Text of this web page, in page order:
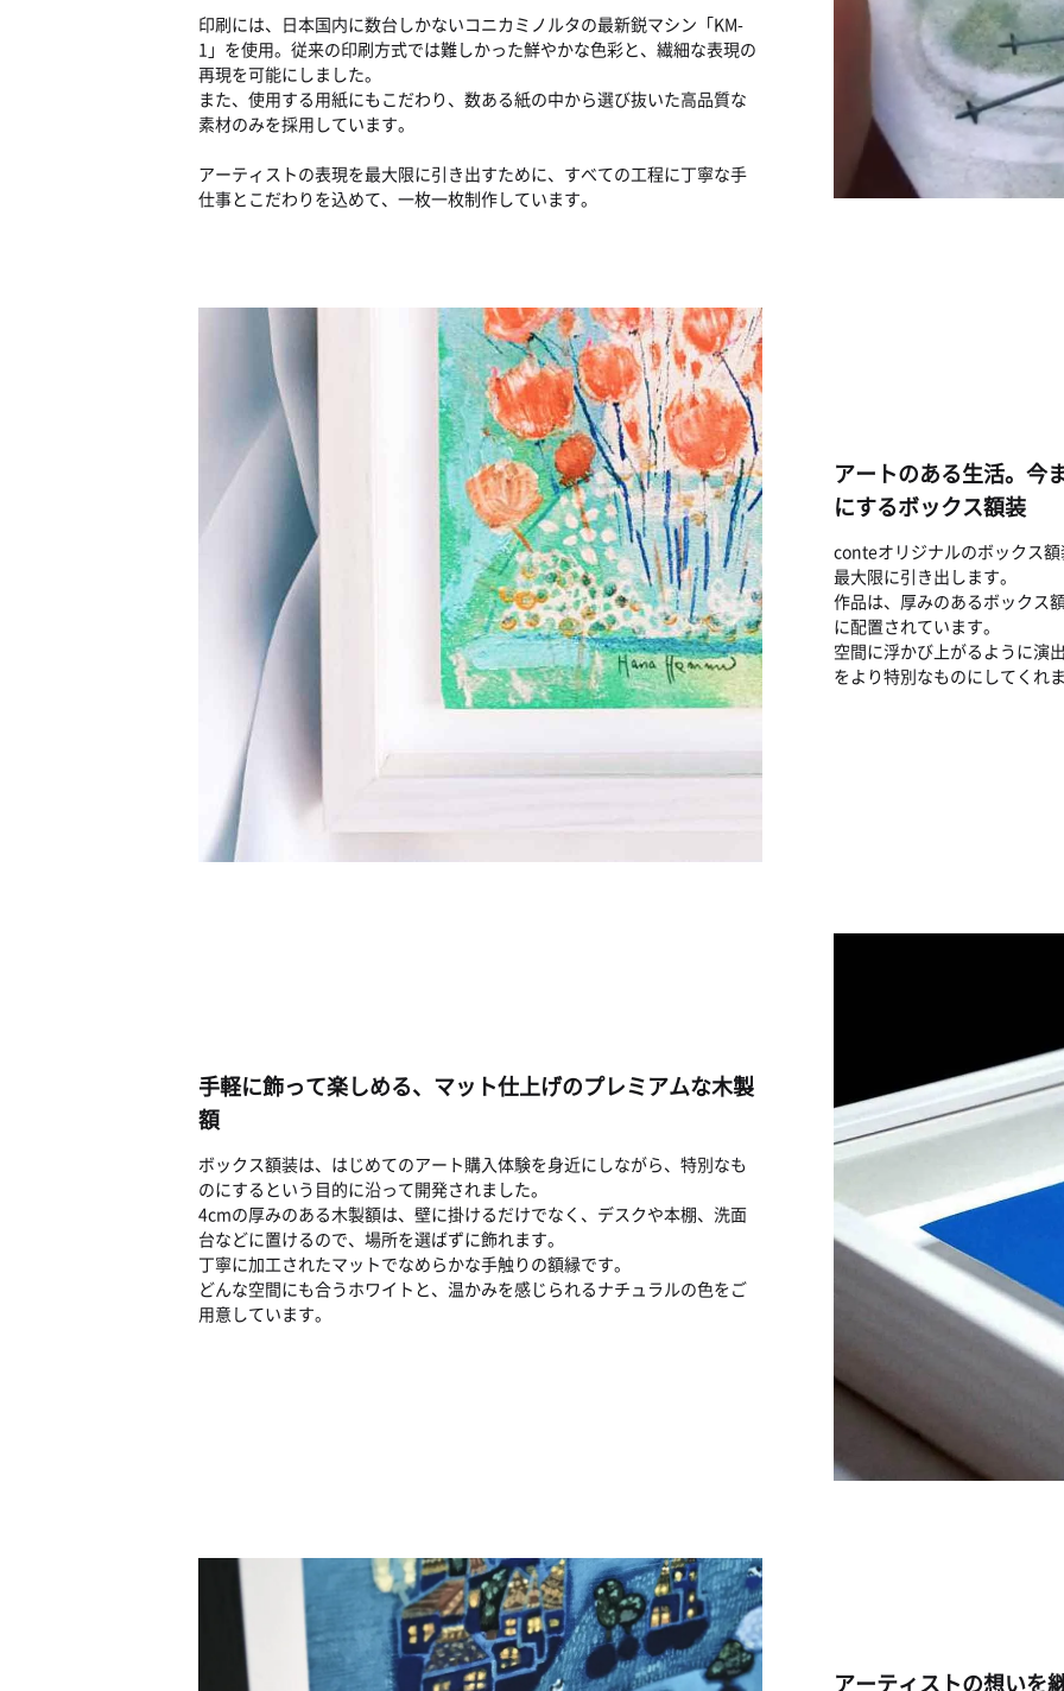
印刷には、日本国内に数台しかないコニカミノルタの最新鋭マシン「KM-
1」を使用。従来の印刷方式では難しかった鮮やかな色彩と、繊細な表現の
再現を可能にしました。
また、使用する用紙にもこだわり、数ある紙の中から選び抜いた高品質な
素材のみを採用しています。
アーティストの表現を最大限に引き出すために、すべての工程に丁寧な手
仕事とこだわりを込めて、一枚一枚制作しています。
アートのある生活。今
にするボックス額装
conteオリジナルのボックス
最大限に引き出します。
作品は、厚みのあるボックス
に配置されています。
空間に浮かび上がるように演
をより特別なものにしてくれ
手軽に飾って楽しめる、マット仕上げのプレミアムな木製
額
ボックス額装は、はじめてのアート購入体験を身近にしながら、特別なも
のにするという目的に沿って開発されました。
4cmの厚みのある木製額は、壁に掛けるだけでなく、デスクや本棚、洗面
台などに置けるので、場所を選ばずに飾れます。
丁寧に加工されたマットでなめらかな手触りの額縁です。
どんな空間にも合うホワイトと、温かみを感じられるナチュラルの色をご
用意しています。
アーティストの想いを